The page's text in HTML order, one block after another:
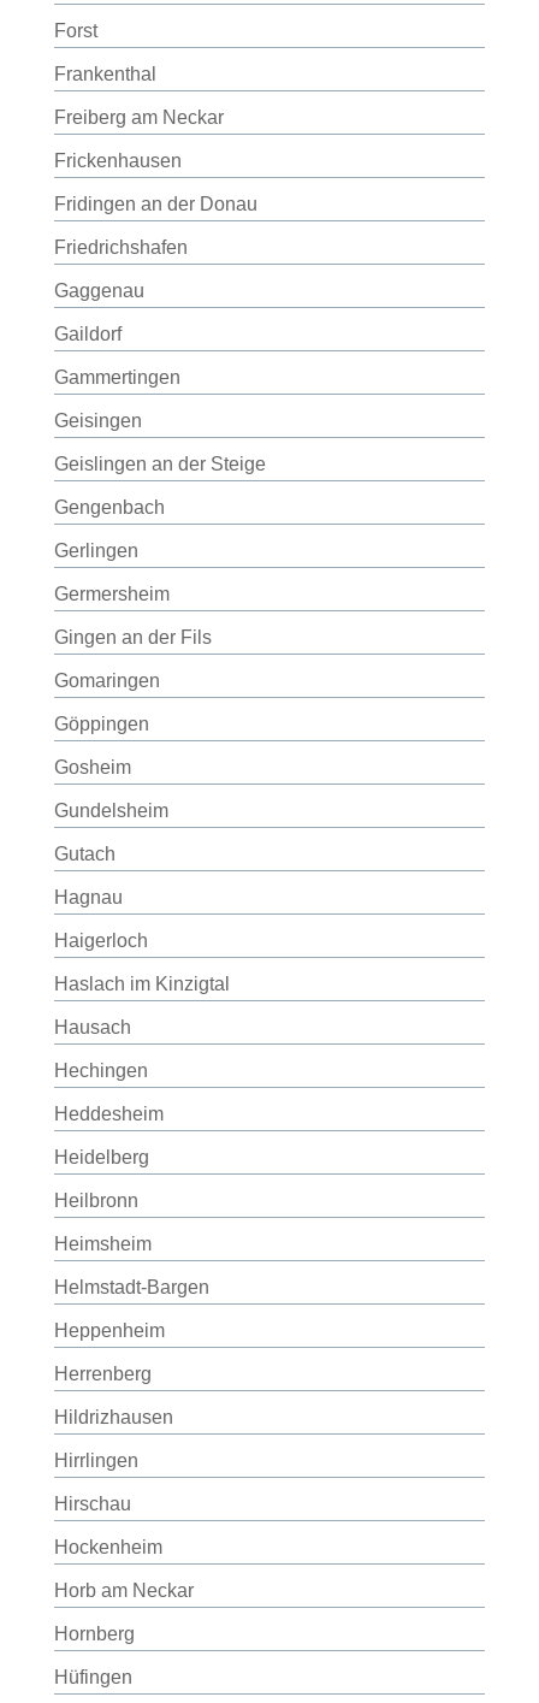
Forst
Frankenthal
Freiberg am Neckar
Frickenhausen
Fridingen an der Donau
Friedrichshafen
Gaggenau
Gaildorf
Gammertingen
Geisingen
Geislingen an der Steige
Gengenbach
Gerlingen
Germersheim
Gingen an der Fils
Gomaringen
Göppingen
Gosheim
Gundelsheim
Gutach
Hagnau
Haigerloch
Haslach im Kinzigtal
Hausach
Hechingen
Heddesheim
Heidelberg
Heilbronn
Heimsheim
Helmstadt-Bargen
Heppenheim
Herrenberg
Hildrizhausen
Hirrlingen
Hirschau
Hockenheim
Horb am Neckar
Hornberg
Hüfingen